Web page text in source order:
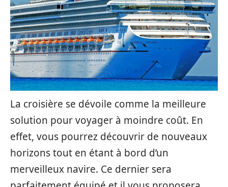
La croisière se dévoile comme la meilleure
solution pour voyager à moindre coût. En
effet, vous pourrez découvrir de nouveaux
horizons tout en étant à bord d’un
merveilleux navire. Ce dernier sera